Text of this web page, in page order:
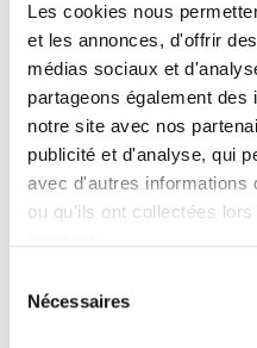
Les cookies nous
et les annonces, d'offrir
médias sociaux et
partageons également
notre site avec nos
publicité et d'analyse, qui
avec d'autres informations
ou qu'ils ont collectées
Nécessaires
#Eau-Agriculture
#
#BiodiversiteAquatique
#Eaupotable-
#EconomieCirculaire-
Se connecter
J'ai déjà un compte
Adresse email *